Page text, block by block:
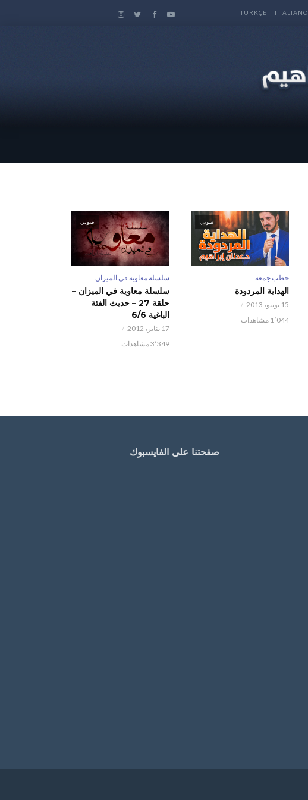
IITALIANO
TÜRKÇE
صوتي
خطب جمعة
الهداية المردودة
15 يونيو، 2013
1٬044 مشاهدات
صوتي
سلسلة معاوية في الميزان
سلسلة معاوية في الميزان –
حلقة 27 – حديث الفئة
الباغية 6/6
17 يناير، 2012
3٬349 مشاهدات
صفحتنا على الفايسبوك